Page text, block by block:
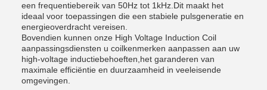
een frequentiebereik van 50Hz tot 1kHz.Dit maakt het
ideaal voor toepassingen die een stabiele pulsgeneratie en
energieoverdracht vereisen.
Bovendien kunnen onze High Voltage Induction Coil
aanpassingsdiensten u coilkenmerken aanpassen aan uw
high-voltage inductiebehoeften,het garanderen van
maximale efficiëntie en duurzaamheid in veeleisende
omgevingen.